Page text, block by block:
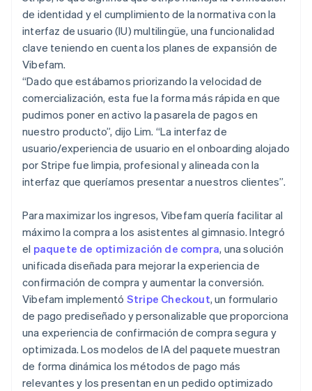
de identidad y el cumplimiento de la normativa con la
interfaz de usuario (IU) multilingüe, una funcionalidad
clave teniendo en cuenta los planes de expansión de
Vibefam.
“Dado que estábamos priorizando la velocidad de
comercialización, esta fue la forma más rápida en que
pudimos poner en activo la pasarela de pagos en
nuestro producto”, dijo Lim. “La interfaz de
usuario/experiencia de usuario en el onboarding alojado
por Stripe fue limpia, profesional y alineada con la
interfaz que queríamos presentar a nuestros clientes”.
Para maximizar los ingresos, Vibefam quería facilitar al
máximo la compra a los asistentes al gimnasio. Integró
el paquete de optimización de compra, una solución
unificada diseñada para mejorar la experiencia de
confirmación de compra y aumentar la conversión.
Vibefam implementó Stripe Checkout, un formulario
de pago prediseñado y personalizable que proporciona
una experiencia de confirmación de compra segura y
optimizada. Los modelos de IA del paquete muestran
de forma dinámica los métodos de pago más
relevantes y los presentan en un pedido optimizado